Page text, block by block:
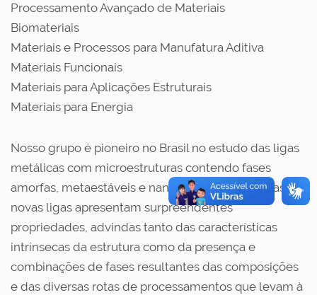
Processamento Avançado de Materiais
Biomateriais
Materiais e Processos para Manufatura Aditiva
Materiais Funcionais
Materiais para Aplicações Estruturais
Materiais para Energia
Nosso grupo é pioneiro no Brasil no estudo das ligas
metálicas com microestruturas contendo fases
amorfas, metaestáveis e nano-estruturadas. Estas
novas ligas apresentam surpreendentes
propriedades, advindas tanto das características
intrínsecas da estrutura como da presença e
combinações de fases resultantes das composições
e das diversas rotas de processamentos que levam à